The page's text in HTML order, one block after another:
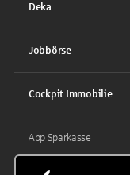
Deka
Jobbörse
Cockpit Immobilie
App Sparkasse